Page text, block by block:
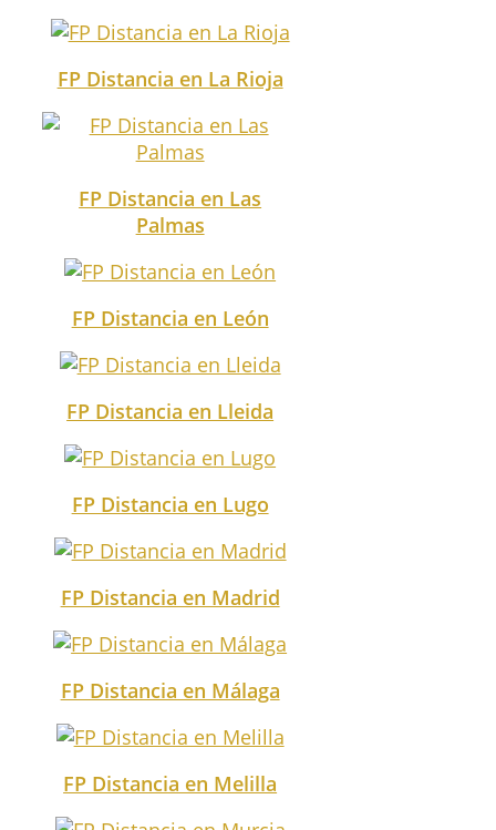
FP Distancia en La Rioja
FP Distancia en Las
Palmas
FP Distancia en León
FP Distancia en Lleida
FP Distancia en Lugo
FP Distancia en Madrid
FP Distancia en Málaga
FP Distancia en Melilla